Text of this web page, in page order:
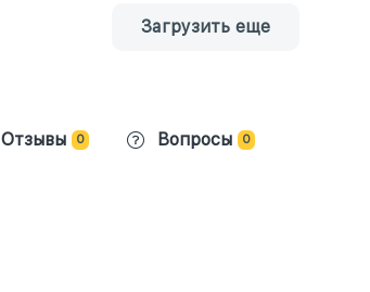
Загрузить еще
Отзывы 0 Вопросы 0